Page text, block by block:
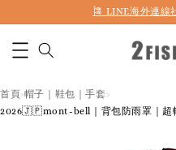
🎏 LINE海外連線
首頁›帽子｜鞋包｜手套 ›
2026🇯🇵mont-bell｜背包防雨罩｜超